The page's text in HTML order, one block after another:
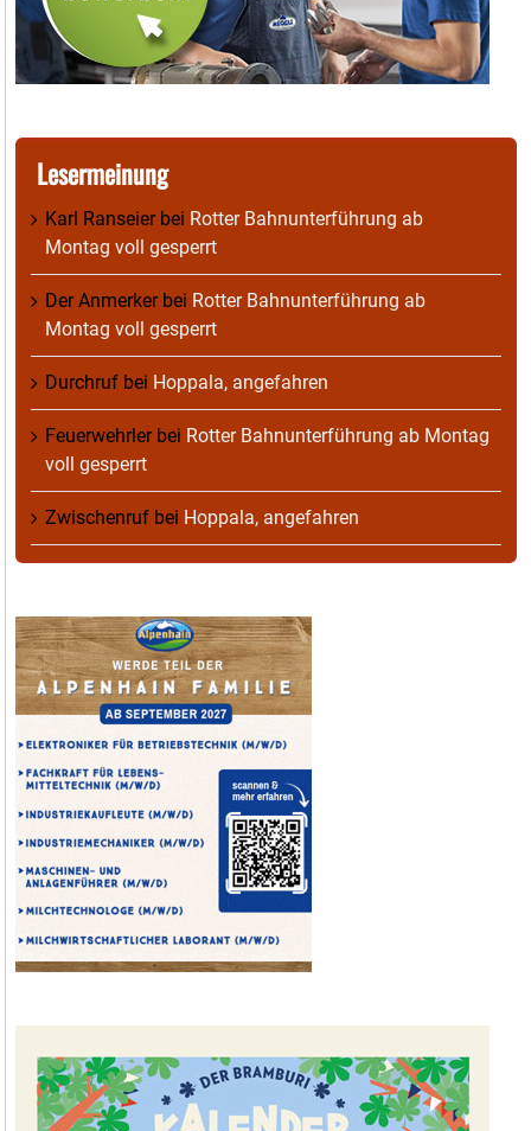
Lesermeinung
Karl Ranseierbei Rotter Bahnunterführung ab
Montag voll gesperrt
Der Anmerkerbei Rotter Bahnunterführung ab
Montag voll gesperrt
Durchruf bei Hoppala, angefahren
Feuerwehrlerbei Rotter Bahnunterführung ab Montag
voll gesperrt
Zwischenruf bei Hoppala, angefahren